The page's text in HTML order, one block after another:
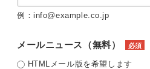
例：info@example.co.jp
メールニュース（無料） 必須
HTMLメール版を希望します